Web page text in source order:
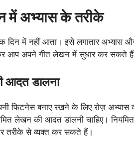
में अभ्यास के तरीके
में नहीं आता। इसे लगातार अभ्यास
आप अपने गीत लेखन में सुधार कर सकते
आदत डालना
फिटनेस बनाए रखने के लिए रोज़ अभ्यास
लेखन की आदत डालनी चाहिए।
तरीके से व्यक्त कर सकते हैं।